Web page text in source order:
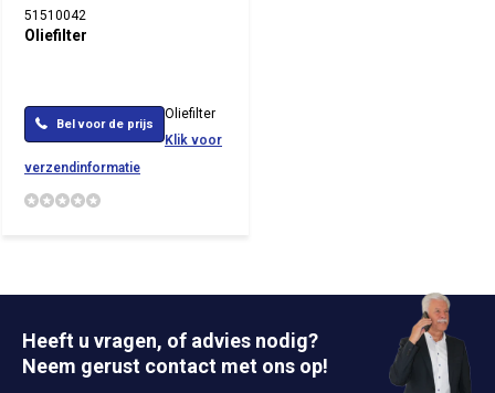
51510042
Oliefilter
Bel voor de prijs
Oliefilter
Klik voor
verzendinformatie
Heeft u vragen, of advies nodig?
Neem gerust contact met ons op!